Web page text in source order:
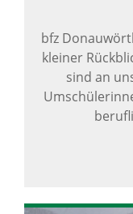
bfz
kleiner
sind an